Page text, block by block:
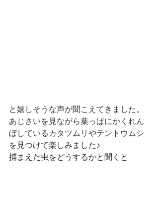
と嬉しそうな声が聞こえてきました。
あじさいを見ながら葉っぱにかくれん
ぼしているカタツムリやテントウムシ
を見つけて楽しみました♪
捕まえた虫をどうするかと聞くと